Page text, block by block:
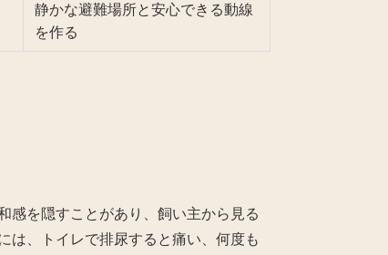
静かな避難場所と安心できる動線
を作る
感を隠すことがあり、飼い主から見る
は、トイレで排尿すると痛い、何度も